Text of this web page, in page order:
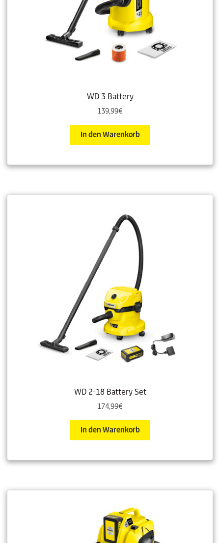
WD 3 Battery
139,99€
In den Warenkorb
WD 2-18 Battery Set
174,99€
In den Warenkorb